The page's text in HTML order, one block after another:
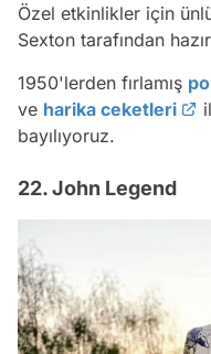
Özel etkinlikler için
Sexton tarafından
1950'lerden fırlamış
ve harika ceketleri
bayılıyoruz.
22. John Legend